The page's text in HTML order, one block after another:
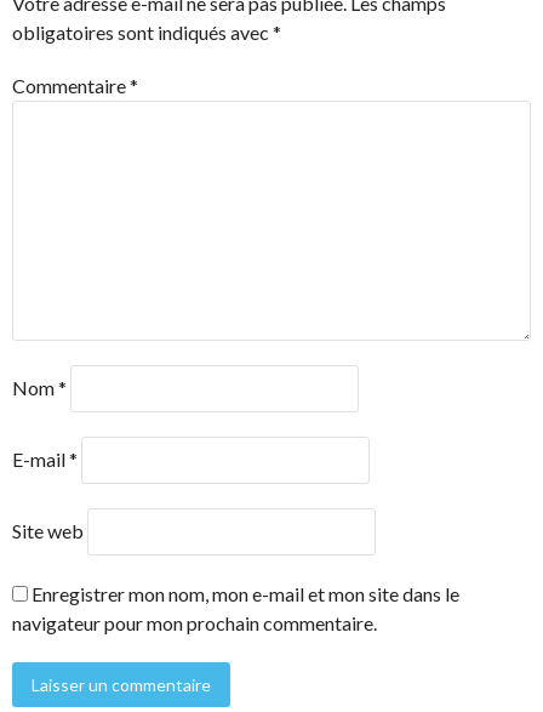
obligatoires sont indiqués avec *
Commentaire*
Nom*
E-mail*
Site web
Enregistrer mon nom, mon e-mail et mon site dans le
navigateur pour mon prochain commentaire.